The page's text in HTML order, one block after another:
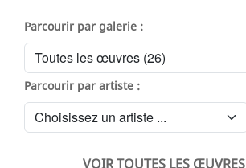
Parcourir par galerie :
Parcourir par artiste :
VOIR TOUTES LES ŒUVRES